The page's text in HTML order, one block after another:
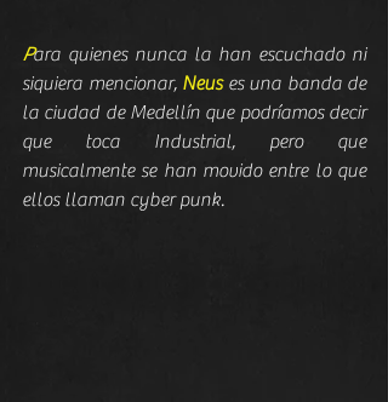
Para quienes nunca la han escuchado ni
siquiera mencionar, Neus es una banda de
la ciudad de Medellín que podríamos decir
que toca Industrial, pero que
musicalmente se han movido entre lo que
ellos llaman cyber punk.